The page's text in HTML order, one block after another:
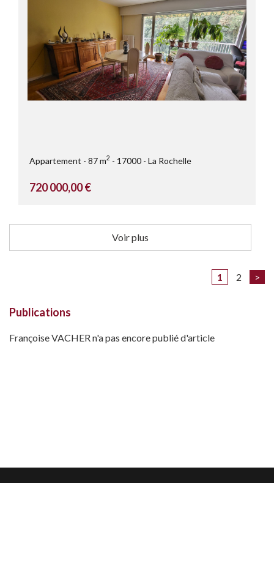
Appartement 87 m2 17000 La Rochelle
720 000,00 €
Voir plus
1 2 >
Publications
Françoise VACHER n'a pas encore publié d'article
Mentions légales